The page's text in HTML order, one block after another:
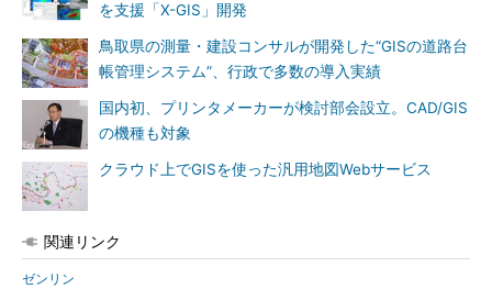
を支援「X-GIS」開発
鳥取県の測量・建設コンサルが開発した“GISの道路台
帳管理システム”、行政で多数の導入実績
国内初、プリンタメーカーが検討部会設立。CAD/GIS
の機種も対象
クラウド上でGISを使った汎用地図Webサービス
関連リンク
ゼンリン